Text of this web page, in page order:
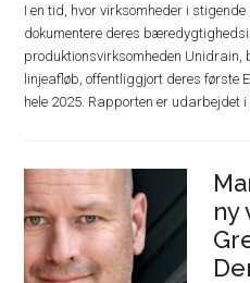
I en tid, hvor virksomheder i
dokumentere deres
produktionsvirksomheden Unidrain,
linjeafløb, offentliggjort deres
hele 2025. Rapporten er udarbejdet i
ny